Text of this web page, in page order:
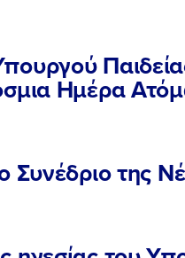
Ημέρα
Συνέδριο της